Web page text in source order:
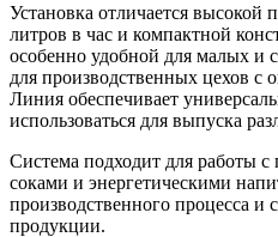
Установка отличается высокой
литров в час и компактной
особенно удобной для малых и
для производственных цехов с
Линия обеспечивает
использоваться для выпуска
Система подходит для работы
соками и энергетическими
производственного процесса и
продукции.